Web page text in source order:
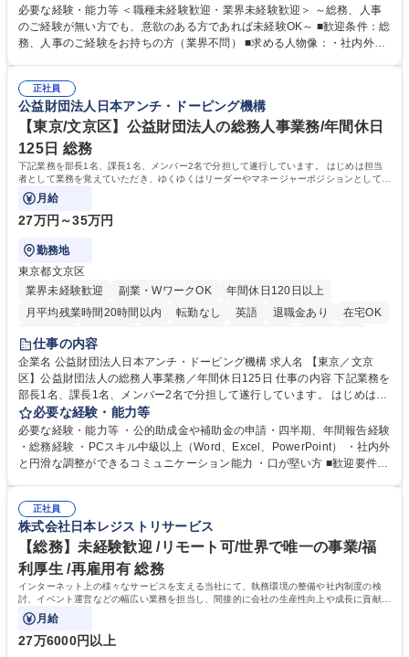
・採用・教育研修 ・福利厚生運用 など ※基本的には事務所勤務ですが、
採用や教育等の業務内容により、関西圏以外への日帰り・宿泊を伴う国内
出張もございます。 ※担当業務を持ちつつ、お互いに助け合いながら、総
必要な経験・能力等 ＜職種未経験歓迎・業界未経験歓迎＞ ～総務、人事
のご経験が無い方でも、意欲のある方であれば未経験OK～ ■歓迎条件：総
務、人事のご経験をお持ちの方（業界不問） ■求める人物像：・社内外の
正社員
公益財団法人日本アンチ・ドーピング機構
【東京/文京区】公益財団法人の総務人事業務/年間休日
125日 総務
下記業務を部長1名、課長1名、メンバー2名で分担して遂行しています。 はじめは担当
者として業務を覚えていただき、ゆくゆくはリーダーやマネージャーポジションとして活
躍いただくことを期待しています。
月給
27万円～35万円
勤務地
東京都文京区
業界未経験歓迎
副業・WワークOK
年間休日120日以上
月平均残業時間20時間以内
転勤なし 英語 退職金あり
在宅OK
賞与あり
育休あり
食事補助あり
仕事の内容
企業名 公益財団法人日本アンチ・ドーピング機構 求人名 【東京／文京
区】公益財団法人の総務人事業務／年間休日125日 仕事の内容 下記業務を
部長1名、課長1名、メンバー2名で分担して遂行しています。 はじめは担
当者として業務を覚えていただき、ゆくゆくはリーダーやマネージャーポ
ジションとして活躍いただくことを期待しています。 【総務・人事グルー
プの業務内容】 ・人事制度関連 ・採用活動 ・教育研修の企画、実行 ・勤
怠管理 ・官公庁への各種提出 ・法定の会議運営（評議員会、理事会） ・
管理 ・福利厚生関連 ・職員からの問合せ、相談対応 ・その他日常の総務
業務全般 募集職種 【東京／文京区】公益財団法人の総務人事業務／年間
休日125日
必要な経験・能力等
必要な経験・能力等 ・公的助成金や補助金の申請・四半期、年間報告経験
・総務経験 ・PCスキル中級以上（Word、Excel、PowerPoint） ・社内外
と円滑な調整ができるコミュニケーション能力 ・口が堅い方 ■歓迎要件
正社員
株式会社日本レジストリサービス
【総務】未経験歓迎 /リモート可/世界で唯一の事業/福
利厚生 /再雇用有 総務
インターネット上の様々なサービスを支える当社にて、執務環境の整備や社内制度の検
討、イベント運営などの幅広い業務を担当し、間接的に会社の生産性向上や成長に貢献し
ている部署です。
月給
27万6000円以上